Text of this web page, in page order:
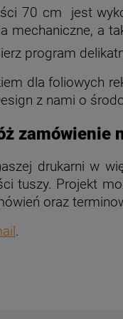
70 cm jest
mechaniczne, a
program
dla foliowych
z nami o
drukarni w
tuszy. Projekt
oraz
.